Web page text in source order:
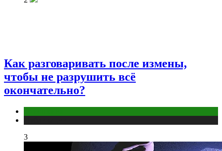
Как разговаривать после измены,
чтобы не разрушить всё
окончательно?
3